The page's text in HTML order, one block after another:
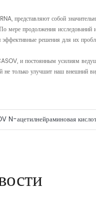
представляют собой
мере продолжения
эффективные решения для их
и постоянным усилиям
только улучшит наш внешний
N-ацетилнейраминовая